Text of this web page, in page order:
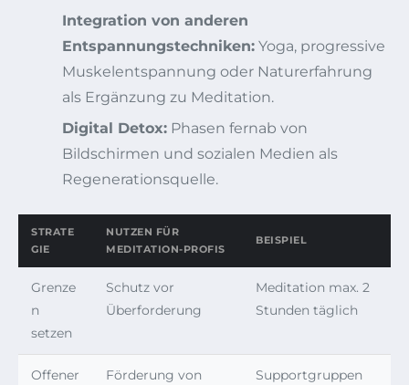
Integration von anderen
Entspannungstechniken: Yoga, progressive
Muskelentspannung oder Naturerfahrung
als Ergänzung zu Meditation.
Digital Detox: Phasen fernab von
Bildschirmen und sozialen Medien als
Regenerationsquelle.
STRATE
GIE
NUTZEN FÜR
MEDITATION-PROFIS
BEISPIEL
Grenze
n
setzen
Schutz vor
Überforderung
Meditation max. 2
Stunden täglich
Offener
Förderung von
Supportgruppen